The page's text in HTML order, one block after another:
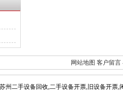
网站地图 客户留言
苏州二手设备回收 二手设备开票 旧设备开票